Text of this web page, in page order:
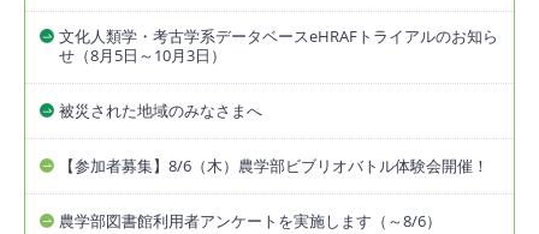
文化人類学・考古学系データベースeHRAFトライアルのお知ら
せ（8月5日～10月3日）
被災された地域のみなさまへ
【参加者募集】8/6（木）農学部ビブリオバトル体験会開催！
農学部図書館利用者アンケートを実施します（～8/6）